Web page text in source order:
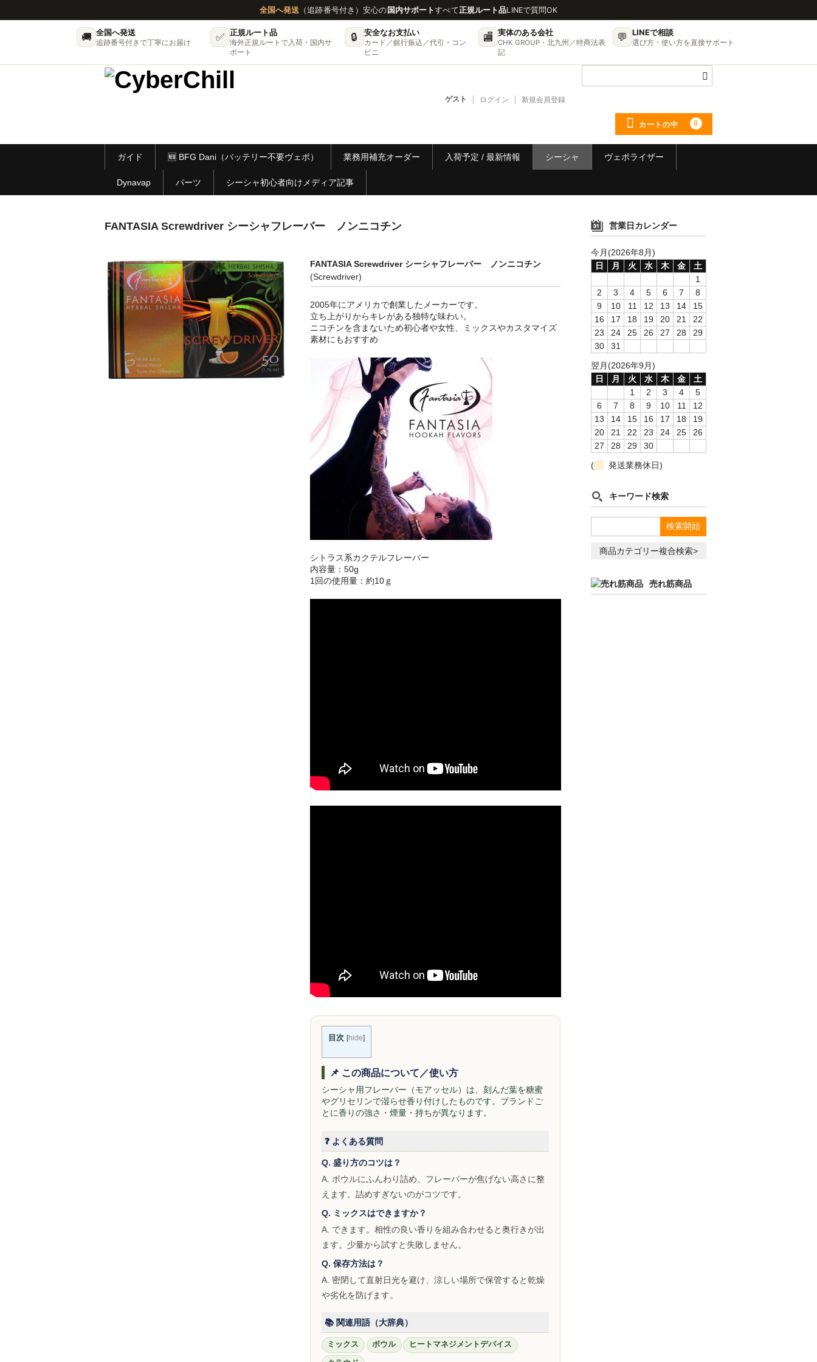
全国へ発送 （追跡番号付き）安心の 国内サポートすべて正規ルート品LINEで質問OK
🚚 全国へ発送
追跡番号付きで丁寧にお届け ✅ 正規ルート品
海外正規ルートで入荷・国内サ
ポート
🔒 安全なお支払い
カード／銀行振込／代引・コン
ビニ
🏬 実体のある会社
CHK GROUP・北九州／特商法表
記
💬 LINEで相談
選び方・使い方を直接サポート
ゲスト ログイン 新規会員登録
カートの中 0
ガイド 🆕 BFG Dani（バッテリー不要ヴェポ） 業務用補充オーダー 入荷予定 / 最新情報 シーシャ ヴェポライザー
Dynavap パーツ シーシャ初心者向けメディア記事
FANTASIA Screwdriver シーシャフレーバー ノンニコチン
FANTASIA Screwdriver シーシャフレーバー ノンニコチン
(Screwdriver)
2005年にアメリカで創業したメーカーです。
立ち上がりからキレがある独特な味わい。
ニコチンを含まないため初心者や女性、ミックスやカスタマイズ
素材にもおすすめ
シトラス系カクテルフレーバー
内容量：50g
1回の使用量：約10ｇ
目次 [hide]
📌 この商品について／使い方
シーシャ用フレーバー（モアッセル）は、刻んだ葉を糖蜜
やグリセリンで湿らせ香り付けしたものです。ブランドご
とに香りの強さ・煙量・持ちが異なります。
❓ よくある質問
Q. 盛り方のコツは？
A. ボウルにふんわり詰め、フレーバーが焦げない高さに整
えます。詰めすぎないのがコツです。
Q. ミックスはできますか？
A. できます。相性の良い香りを組み合わせると奥行きが出
ます。少量から試すと失敗しません。
Q. 保存方法は？
A. 密閉して直射日光を避け、涼しい場所で保管すると乾燥
や劣化を防げます。
📚 関連用語（大辞典）
ミックス ボウル ヒートマネジメントデバイス
営業日カレンダー
今月(2026年8月)
日
月 火 水 木 金
土
1
2
3 4 5 6 7
8
9
10 11 12 13 14
15
16
17 18 19 20 21
22
23
24 25 26 27 28
29
30
31
翌月(2026年9月)
日
月 火 水 木 金
土
1
2 3 4
5
6
7 8 9 10 11
12
13
14 15 16 17 18
19
20
21 22 23 24 25
26
27
28 29
30
(
発送業務休日)
キーワード検索
商品カテゴリー複合検索>
売れ筋商品